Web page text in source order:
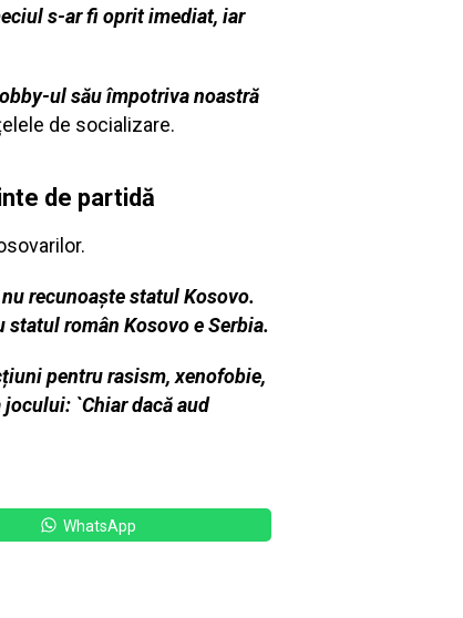
s-ar fi oprit imediat, iar
ul său împotriva noastră
de socializare.
de partidă
recunoaște statul Kosovo.
român Kosovo e Serbia.
pentru rasism, xenofobie,
`Chiar dacă aud
WhatsApp